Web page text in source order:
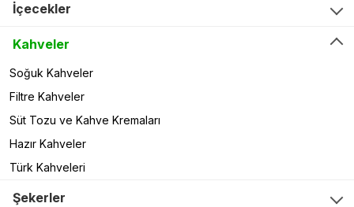
İçecekler
Kahveler
Soğuk Kahveler
Filtre Kahveler
Süt Tozu ve Kahve Kremaları
Hazır Kahveler
Türk Kahveleri
Şekerler